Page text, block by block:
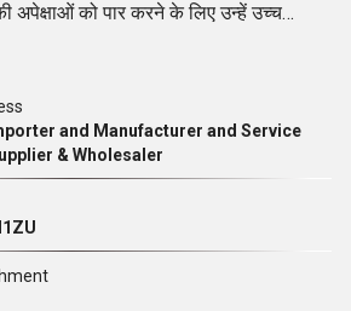
अपेक्षाओं को पार करने के लिए उन्हें उच्च
केंद्रित करते हैं, जो उनके पैसे के लायक हैं। अच्छे
का भी पालन करते हैं। हम अपने सीईओ, श्री
करते हैं, जिनके अटूट समर्थन और मार्गदर्शन
से वृद्धि हासिल करने में सक्षम बनाया है। हम
का हम पर जो भरोसा है, वह हमेशा कायम
प्रदान करने और लगातार सभी अपेक्षाओं को
हैं।
and Manufacturer and Service
& Wholesaler